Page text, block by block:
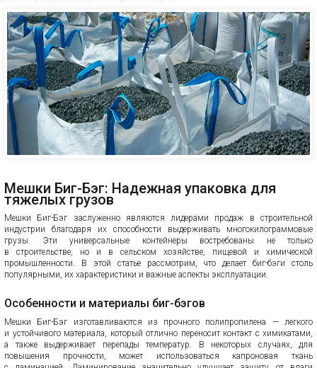
Мешки Биг-Бэг: Надежная упаковка для
тяжелых грузов
Мешки Биг-Бэг заслуженно являются лидерами продаж в строительной
индустрии благодаря их способности выдерживать многокилограммовые
грузы. Эти универсальные контейнеры востребованы не только
в строительстве, но и в сельском хозяйстве, пищевой и химической
промышленности. В этой статье рассмотрим, что делает биг-бэги столь
популярными, их характеристики и важные аспекты эксплуатации.
Особенности и материалы биг-бэгов
Мешки Биг-Бэг изготавливаются из прочного полипропилена — легкого
и устойчивого материала, который отлично переносит контакт с химикатами,
а также выдерживает перепады температур. В некоторых случаях, для
повышения прочности, может использоваться капроновая ткань